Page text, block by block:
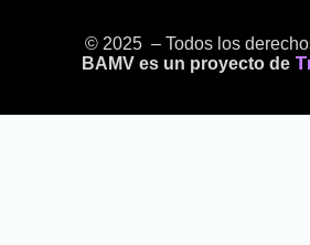
© 2025 – Todos los
BAMV es un proyecto de